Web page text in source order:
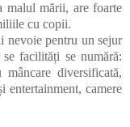
malul mării, are foarte
cu copii.
nevoie pentru un sejur
facilități se numără:
diversificată,
entertainment, camere